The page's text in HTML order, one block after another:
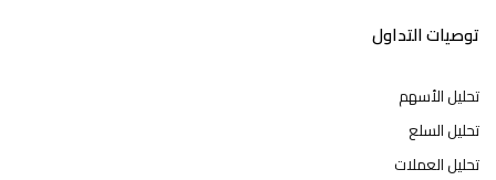
توصيات التداول
تحليل الأسهم
تحليل السلع
تحليل العملات